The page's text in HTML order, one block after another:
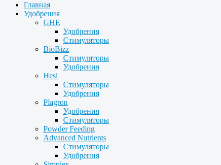
Главная
Удобрения
GHE
Удобрения
Стимуляторы
BioBizz
Стимуляторы
Удобрения
Hesi
Стимуляторы
Удобрения
Plagron
Удобрения
Стимуляторы
Powder Feeding
Advanced Nutrients
Стимуляторы
Удобрения